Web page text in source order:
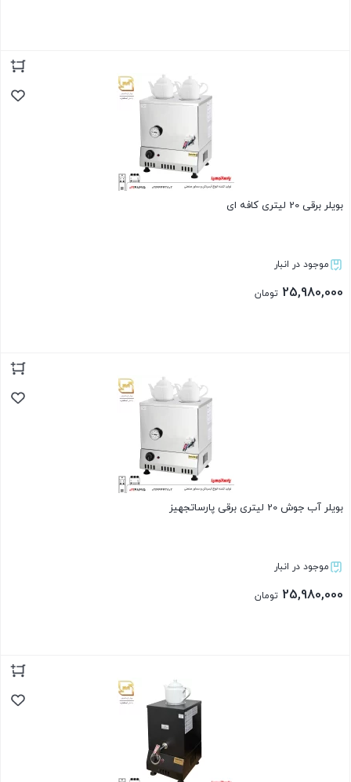
بویلر برقی 20 لیتری کافه ای
موجود در انبار
25,980,000 تومان
بویلر آب جوش 20 لیتری برقی پارساتجهیز
موجود در انبار
25,980,000 تومان